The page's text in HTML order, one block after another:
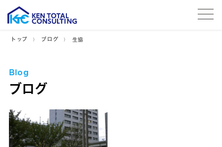
トップ ブログ 生協
Blog
ブログ